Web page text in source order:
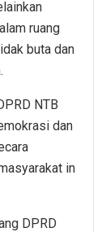
ruang
buta dan
NTB
dan
in
DPRD